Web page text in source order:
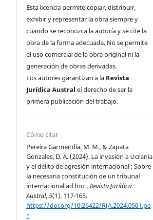
Esta licencia permite copiar, distribuir,
exhibir y representar la obra siempre y
cuando se reconozca la autoría y se cite la
obra de la forma adecuada. No se permite
el uso comercial de la obra original ni la
generación de obras derivadas.
Los autores garantizan a la Revista
Jurídica Austral el derecho de ser la
primera publicación del trabajo.
Cómo citar
Pereira Garmendia, M. M., & Zapata
Gonzales, D. A. (2024). La invasión a Ucrania
y el delito de agresión internacional : Sobre
la necesaria constitución de un tribunal
internacional ad hoc .Revista Jurídica
Austral,5(1), 117-165.
https://doi.org/10.26422/RJA.2024.0501.pe
r